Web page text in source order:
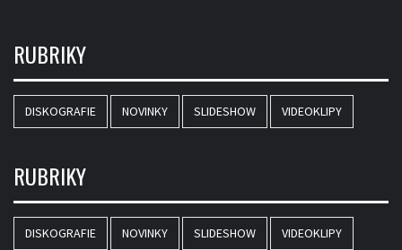
RUBRIKY
DISKOGRAFIE NOVINKY SLIDESHOW VIDEOKLIPY
RUBRIKY
DISKOGRAFIE NOVINKY SLIDESHOW VIDEOKLIPY